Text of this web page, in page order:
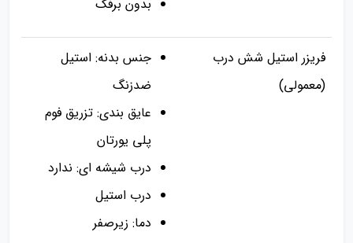
بدون برفک
فریزر استیل شش درب
(معمولی)
جنس بدنه: استیل
ضدزنگ
عایق بندی: تزریق فوم
پلی یورتان
درب شیشه ای: ندارد
درب استیل
دما: زیرصفر